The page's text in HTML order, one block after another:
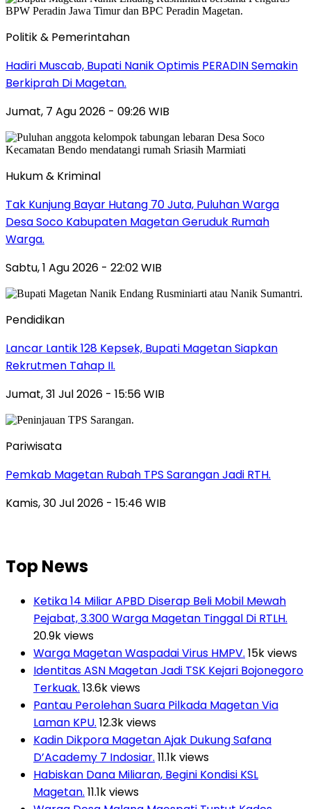
Politik & Pemerintahan
Hadiri Muscab, Bupati Nanik Optimis PERADIN Semakin
Berkiprah Di Magetan.
Jumat, 7 Agu 2026 - 09:26 WIB
Hukum & Kriminal
Tak Kunjung Bayar Hutang 70 Juta, Puluhan Warga
Desa Soco Kabupaten Magetan Geruduk Rumah
Warga.
Sabtu, 1 Agu 2026 - 22:02 WIB
Pendidikan
Lancar Lantik 128 Kepsek, Bupati Magetan Siapkan
Rekrutmen Tahap II.
Jumat, 31 Jul 2026 - 15:56 WIB
Pariwisata
Pemkab Magetan Rubah TPS Sarangan Jadi RTH.
Kamis, 30 Jul 2026 - 15:46 WIB
Top News
Ketika 14 Miliar APBD Diserap Beli Mobil Mewah
Pejabat, 3.300 Warga Magetan Tinggal Di RTLH.
20.9k views
Warga Magetan Waspadai Virus HMPV. 15k views
Identitas ASN Magetan Jadi TSK Kejari Bojonegoro
Terkuak. 13.6k views
Pantau Perolehan Suara Pilkada Magetan Via
Laman KPU. 12.3k views
Kadin Dikpora Magetan Ajak Dukung Safana
D’Academy 7 Indosiar. 11.1k views
Habiskan Dana Miliaran, Begini Kondisi KSL
Magetan. 11.1k views